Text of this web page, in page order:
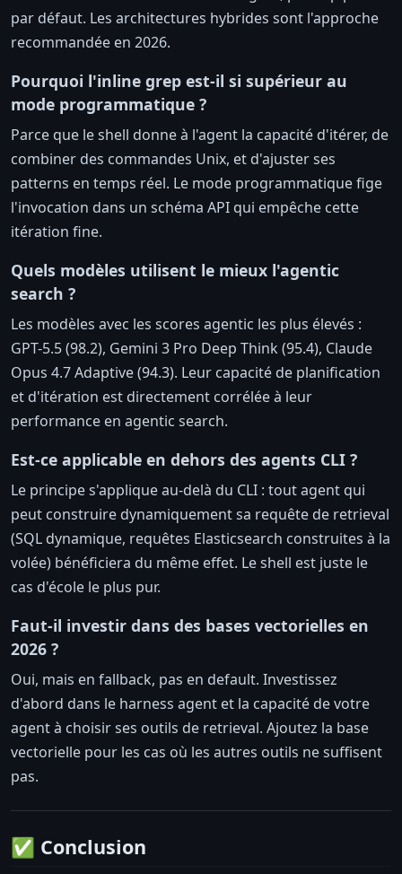
par défaut. Les architectures hybrides sont l'approche
recommandée en 2026.
Pourquoi l'inline grep est-il si supérieur au
mode programmatique ?
Parce que le shell donne à l'agent la capacité d'itérer, de
combiner des commandes Unix, et d'ajuster ses
patterns en temps réel. Le mode programmatique fige
l'invocation dans un schéma API qui empêche cette
itération fine.
Quels modèles utilisent le mieux l'agentic
search ?
Les modèles avec les scores agentic les plus élevés :
GPT-5.5 (98.2), Gemini 3 Pro Deep Think (95.4), Claude
Opus 4.7 Adaptive (94.3). Leur capacité de planification
et d'itération est directement corrélée à leur
performance en agentic search.
Est-ce applicable en dehors des agents CLI ?
Le principe s'applique au-delà du CLI : tout agent qui
peut construire dynamiquement sa requête de retrieval
(SQL dynamique, requêtes Elasticsearch construites à la
volée) bénéficiera du même effet. Le shell est juste le
cas d'école le plus pur.
Faut-il investir dans des bases vectorielles en
2026 ?
Oui, mais en fallback, pas en default. Investissez
d'abord dans le harness agent et la capacité de votre
agent à choisir ses outils de retrieval. Ajoutez la base
vectorielle pour les cas où les autres outils ne suffisent
pas.
✅ Conclusion